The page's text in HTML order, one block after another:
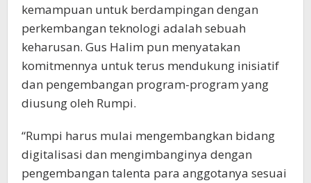
kemampuan untuk berdampingan dengan
perkembangan teknologi adalah sebuah
keharusan. Gus Halim pun menyatakan
komitmennya untuk terus mendukung inisiatif
dan pengembangan program-program yang
diusung oleh Rumpi.
“Rumpi harus mulai mengembangkan bidang
digitalisasi dan mengimbanginya dengan
pengembangan talenta para anggotanya sesuai